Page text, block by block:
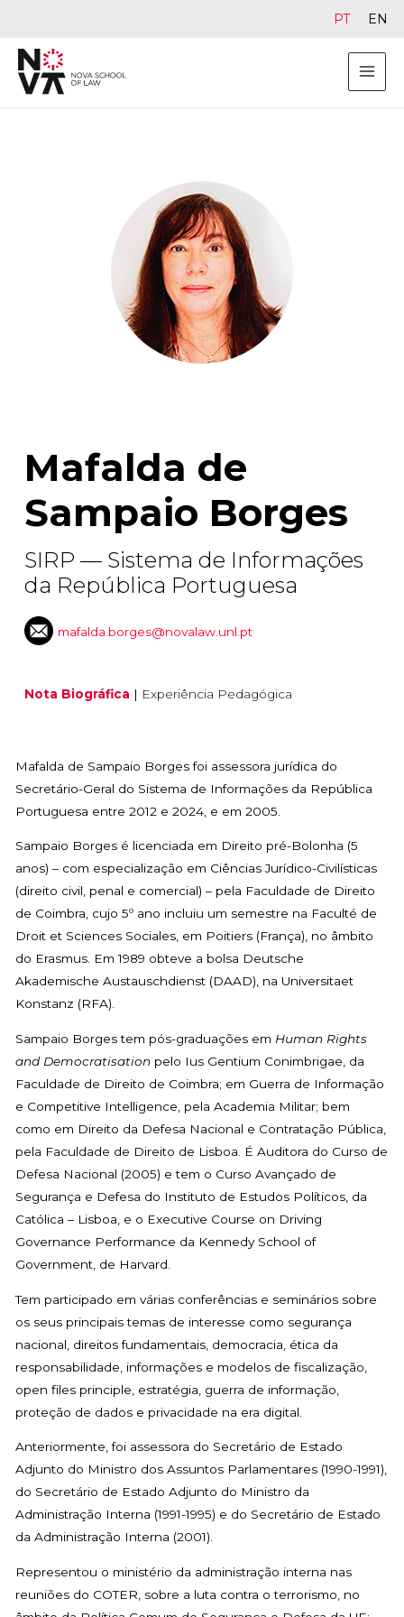
Mafalda de
Sampaio Borges
SIRP — Sistema de Informações
da República Portuguesa
mafalda.borges@novalaw.unl.pt
Nota Biográfica | Experiência Pedagógica
Mafalda de Sampaio Borges foi assessora jurídica do
Secretário-Geral do Sistema de Informações da República
Portuguesa entre 2012 e 2024, e em 2005.
Sampaio Borges é licenciada em Direito pré-Bolonha (5
anos) – com especialização em Ciências Jurídico-Civilísticas
(direito civil, penal e comercial) – pela Faculdade de Direito
de Coimbra, cujo 5º ano incluiu um semestre na Faculté de
Droit et Sciences Sociales, em Poitiers (França), no âmbito
do Erasmus. Em 1989 obteve a bolsa Deutsche
Akademische Austauschdienst (DAAD), na Universitaet
Konstanz (RFA).
Sampaio Borges tem pós-graduações em Human Rights
and Democratisation pelo Ius Gentium Conimbrigae, da
Faculdade de Direito de Coimbra; em Guerra de Informação
e Competitive Intelligence, pela Academia Militar; bem
como em Direito da Defesa Nacional e Contratação Pública,
pela Faculdade de Direito de Lisboa. É Auditora do Curso de
Defesa Nacional (2005) e tem o Curso Avançado de
Segurança e Defesa do Instituto de Estudos Políticos, da
Católica – Lisboa, e o Executive Course on Driving
Governance Performance da Kennedy School of
Government, de Harvard.
Tem participado em várias conferências e seminários sobre
os seus principais temas de interesse como segurança
nacional, direitos fundamentais, democracia, ética da
responsabilidade, informações e modelos de fiscalização,
open files principle, estratégia, guerra de informação,
proteção de dados e privacidade na era digital.
Anteriormente, foi assessora do Secretário de Estado
Adjunto do Ministro dos Assuntos Parlamentares (1990-1991),
do Secretário de Estado Adjunto do Ministro da
Administração Interna (1991-1995) e do Secretário de Estado
da Administração Interna (2001).
Representou o ministério da administração interna nas
reuniões do COTER, sobre a luta contra o terrorismo, no
PT EN